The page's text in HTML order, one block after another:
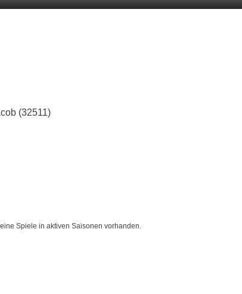
(32511)
Spiele in aktiven Saisonen vorhanden.